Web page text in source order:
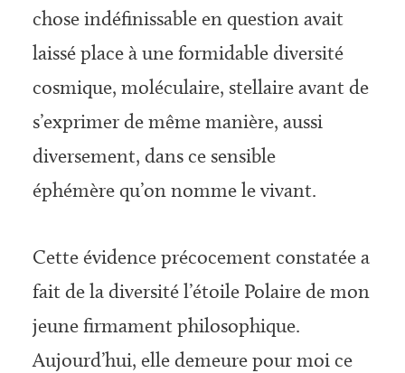
chose indéfinissable en question avait
laissé place à une formidable diversité
cosmique, moléculaire, stellaire avant de
s’exprimer de même manière, aussi
diversement, dans ce sensible
éphémère qu’on nomme le vivant.
Cette évidence précocement constatée a
fait de la diversité l’étoile Polaire de mon
jeune firmament philosophique.
Aujourd’hui, elle demeure pour moi ce